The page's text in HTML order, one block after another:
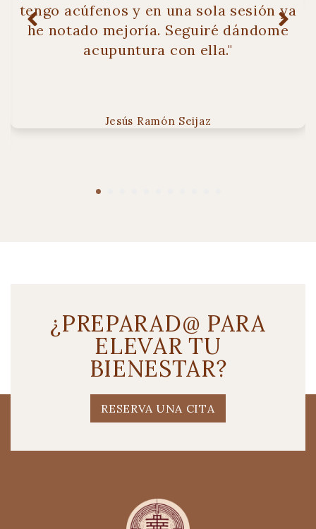
tengo acúfenos y en una sola sesión ya
he notado mejoría. Seguiré dándome
acupuntura con ella."
Jesús Ramón Seijaz
¿PREPARAD@ PARA
ELEVAR TU
BIENESTAR?
RESERVA UNA CITA